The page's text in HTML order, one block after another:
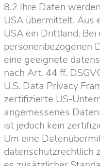
8.2 Ihre Daten
USA übermittelt. Aus
USA ein Drittland.
personenbezogenen
eine geeignete
nach Art. 44 ff.
U.S. Data Privacy
zertifizierte US-
angemessenes
ist jedoch kein
Um eine
datenschutzrechtlich